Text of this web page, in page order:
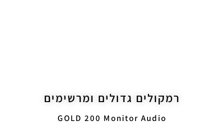
רמקולים גדולים ומרשימים
GOLD 200 Monitor Audio